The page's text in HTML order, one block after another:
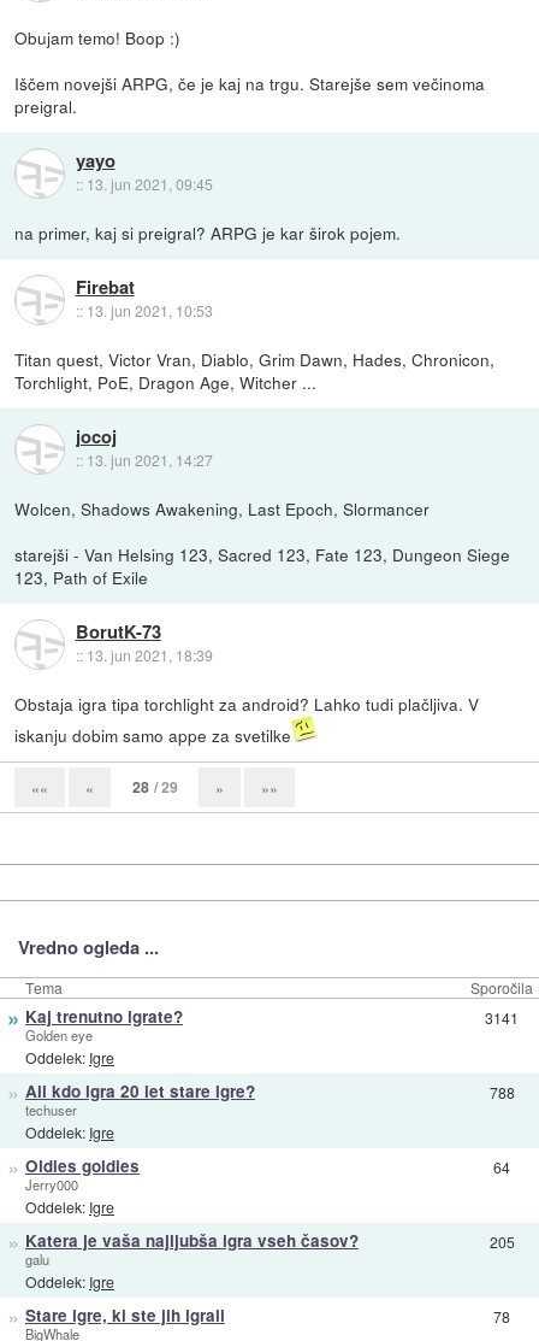
Obujam temo! Boop :)
Iščem novejši ARPG, če je kaj na trgu. Starejše sem večinoma
preigral.
yayo
:: 13. jun 2021, 09:45
na primer, kaj si preigral? ARPG je kar širok pojem.
Firebat
:: 13. jun 2021, 10:53
Titan quest, Victor Vran, Diablo, Grim Dawn, Hades, Chronicon,
Torchlight, PoE, Dragon Age, Witcher ...
jocoj
:: 13. jun 2021, 14:27
Wolcen, Shadows Awakening, Last Epoch, Slormancer
starejši - Van Helsing 123, Sacred 123, Fate 123, Dungeon Siege
123, Path of Exile
BorutK-73
:: 13. jun 2021, 18:39
Obstaja igra tipa torchlight za android? Lahko tudi plačljiva. V
iskanju dobim samo appe za svetilke
«« « 28 / 29 » »»
Vredno ogleda ...
Tema Sporočila
» Kaj trenutno igrate?
Golden eye
Oddelek: Igre
3141
» Ali kdo igra 20 let stare igre?
techuser
Oddelek: Igre
788
» Oldies goldies
Jerry000
Oddelek: Igre
64
» Katera je vaša najljubša igra vseh časov?
galu
Oddelek: Igre
205
» Stare igre, ki ste jih igrali
BigWhale
78